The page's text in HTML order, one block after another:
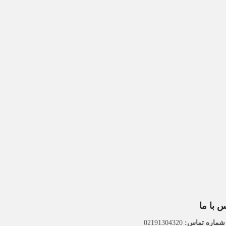
با ما
شماره تماس: 02191304320